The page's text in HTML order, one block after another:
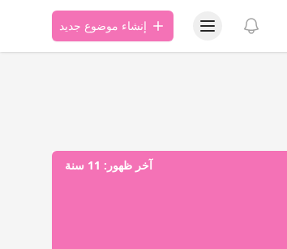
عرض الإشعاراتعرض قائمة المستخدمإنشاء موضوع جديد
آخر ظهور: 11 سنة